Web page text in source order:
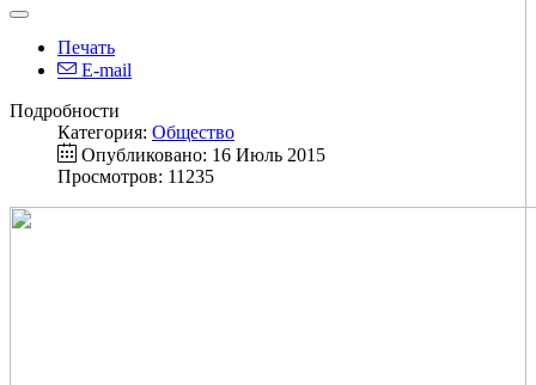
Печать
E-mail
Подробности
Категория: Общество
Опубликовано: 16 Июль 2015
Просмотров: 11235